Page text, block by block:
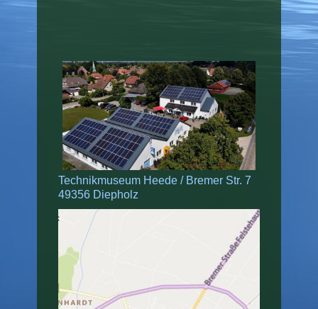
Technikmuseum Heede / Bremer Str. 7
49356 Diepholz